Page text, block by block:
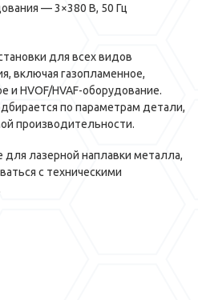
— 3×380 В, 50 Гц
для всех видов
включая газопламенное,
и HVOF/HVAF-оборудование.
по параметрам детали,
производительности.
лазерной наплавки металла,
с техническими